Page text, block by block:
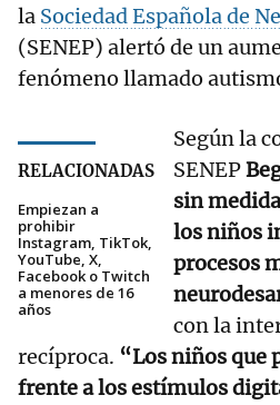
la Sociedad Española de
(SENEP) alertó de un
fenómeno llamado
RELACIONADAS
Empiezan a
prohibir
Instagram, TikTok,
YouTube, X,
Facebook o Twitch
a menores de 16
años
Según la
SENEP
sin
los niños
procesos
con la
recíproca. “Los niños que
frente a los estímulos